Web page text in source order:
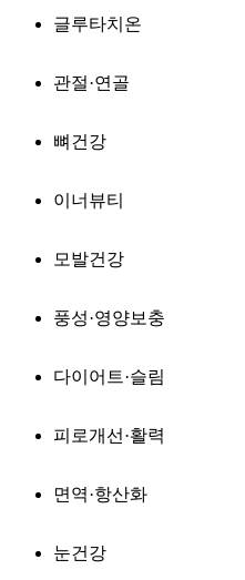
글루타치온
관절·연골
뼈건강
이너뷰티
모발건강
풍성·영양보충
다이어트·슬림
피로개선·활력
면역·항산화
눈건강